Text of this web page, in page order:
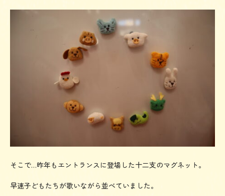
そこで…昨年もエントランスに登場した十二支のマグネット。
早速子どもたちが歌いながら並べていました。